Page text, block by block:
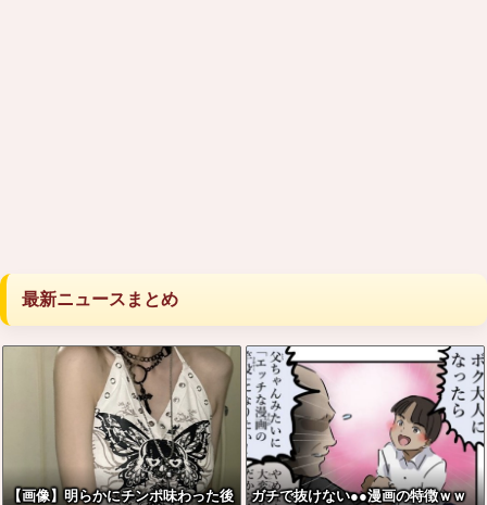
最新ニュースまとめ
【画像】明らかにチンポ味わった後
ガチで抜けない●●漫画の特徴ｗｗ